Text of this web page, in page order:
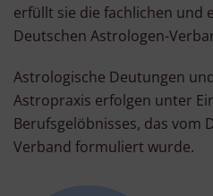
erfüllt sie die fachlichen und
Deutschen Astrologen-
Astrologische Deutungen
Astropraxis erfolgen unter
Berufsgelöbnisses, das vom
Verband formuliert wurde.